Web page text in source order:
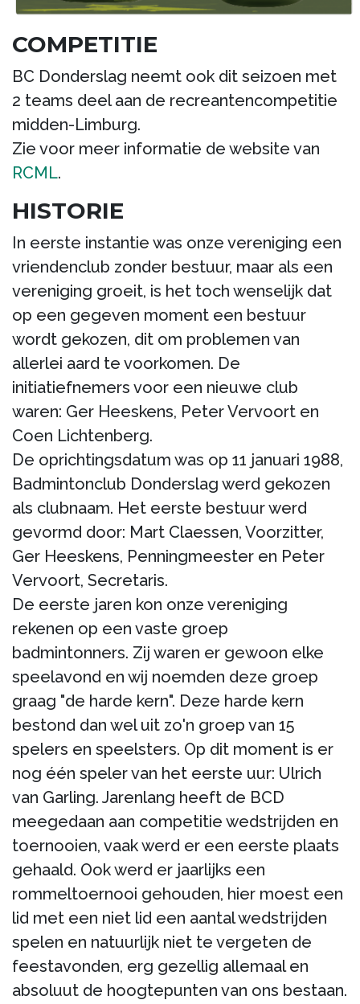
COMPETITIE
BC Donderslag neemt ook dit seizoen met
2 teams deel aan de recreantencompetitie
midden-Limburg.
Zie voor meer informatie de website van
RCML.
HISTORIE
In eerste instantie was onze vereniging een
vriendenclub zonder bestuur, maar als een
vereniging groeit, is het toch wenselijk dat
op een gegeven moment een bestuur
wordt gekozen, dit om problemen van
allerlei aard te voorkomen. De
initiatiefnemers voor een nieuwe club
waren: Ger Heeskens, Peter Vervoort en
Coen Lichtenberg.
De oprichtingsdatum was op 11 januari 1988,
Badmintonclub Donderslag werd gekozen
als clubnaam. Het eerste bestuur werd
gevormd door: Mart Claessen, Voorzitter,
Ger Heeskens, Penningmeester en Peter
Vervoort, Secretaris.
De eerste jaren kon onze vereniging
rekenen op een vaste groep
badmintonners. Zij waren er gewoon elke
speelavond en wij noemden deze groep
graag "de harde kern". Deze harde kern
bestond dan wel uit zo'n groep van 15
spelers en speelsters. Op dit moment is er
nog één speler van het eerste uur: Ulrich
van Garling. Jarenlang heeft de BCD
meegedaan aan competitie wedstrijden en
toernooien, vaak werd er een eerste plaats
gehaald. Ook werd er jaarlijks een
rommeltoernooi gehouden, hier moest een
lid met een niet lid een aantal wedstrijden
spelen en natuurlijk niet te vergeten de
feestavonden, erg gezellig allemaal en
absoluut de hoogtepunten van ons bestaan.